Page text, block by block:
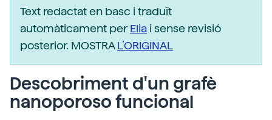
Text redactat en basc i traduït
automàticament perElia i sense revisió
posterior. MOSTRAL’ORIGINAL
Descobriment d'un grafè
nanoporoso funcional